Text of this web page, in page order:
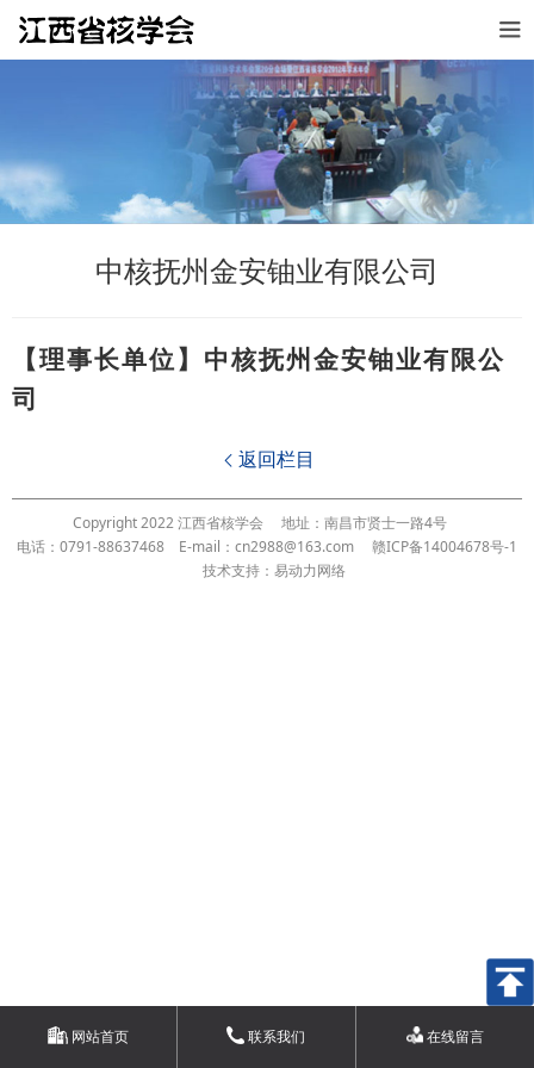
中核抚州金安铀业有限公司
【理事长单位】中核抚州金安铀业有限公
司
 返回栏目
Copyright 2022 江西省核学会 地址：南昌市贤士一路4号
电话：0791-88637468
E-mail：cn2988@163.com
赣ICP备14004678号-1
技术支持：易动力网络
网站首页 联系我们 在线留言